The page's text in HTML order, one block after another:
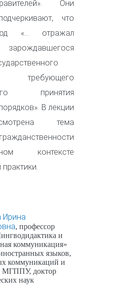
Они
что
«… отражал
требующего
принятия
В лекции
тема
контексте
Ирина
, профессор
и
коммуникация»
языков,
коммуникаций и
МГППУ, доктор
наук